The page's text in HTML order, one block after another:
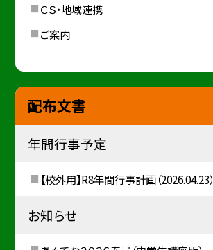
ＣＳ・地域連携
ご案内
配布文書
年間行事予定
【校外用】R8年間行事計画（2026.04.23）
お知らせ